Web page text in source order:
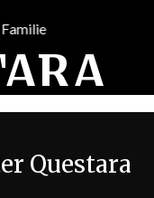
Questara